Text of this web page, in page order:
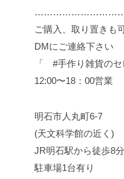
ご購入、取り置きも
DMにご連絡下さい
「 #手作り雑貨のセ
12:00〜18：00営業
明石市人丸町6-7
(天文科学館の近く)
JR明石駅から徒歩8分
駐車場1台有り